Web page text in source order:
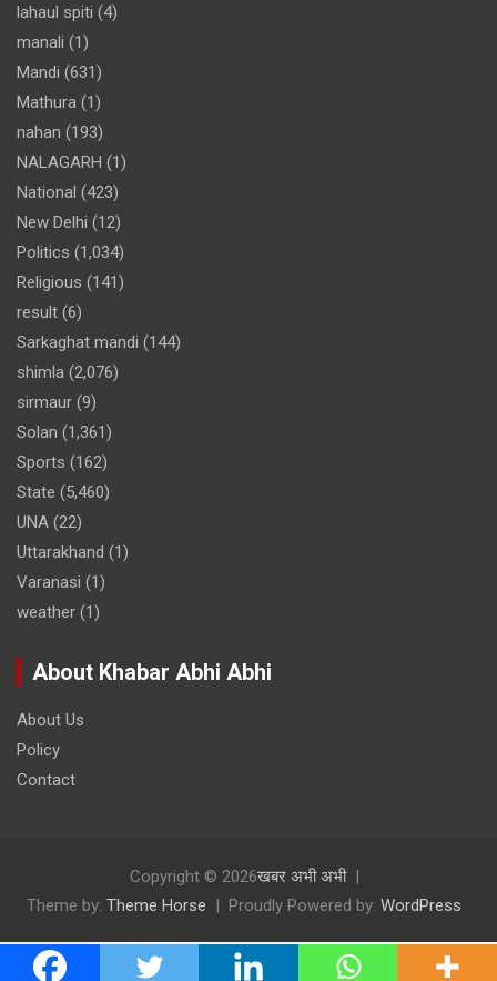
lahaul spiti (4)
manali (1)
Mandi (631)
Mathura (1)
nahan (193)
NALAGARH (1)
National (423)
New Delhi (12)
Politics (1,034)
Religious (141)
result (6)
Sarkaghat mandi (144)
shimla (2,076)
sirmaur (9)
Solan (1,361)
Sports (162)
State (5,460)
UNA (22)
Uttarakhand (1)
Varanasi (1)
weather (1)
About Khabar Abhi Abhi
About Us
Policy
Contact
Copyright © 2026खबर अभी अभी
Theme by: Theme Horse Proudly Powered by: WordPress